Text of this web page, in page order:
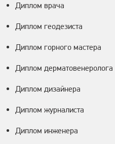
Диплом врача
Диплом геодезиста
Диплом горного мастера
Диплом дерматовенеролога
Диплом дизайнера
Диплом журналиста
Диплом инженера